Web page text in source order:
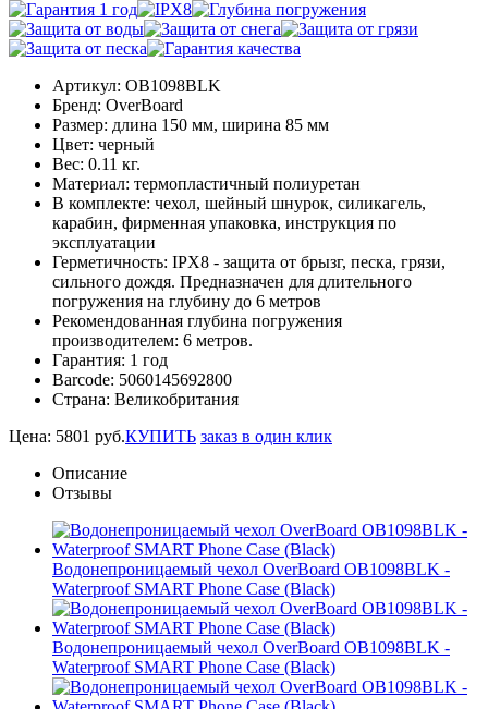
Артикул: OB1098BLK
Бренд: OverBoard
Размер: длина 150 мм, ширина 85 мм
Цвет: черный
Вес: 0.11 кг.
Материал: термопластичный полиуретан
В комплекте: чехол, шейный шнурок, силикагель,
карабин, фирменная упаковка, инструкция по
эксплуатации
Герметичность: IPX8 - защита от брызг, песка, грязи,
сильного дождя. Предназначен для длительного
погружения на глубину до 6 метров
Рекомендованная глубина погружения
производителем: 6 метров.
Гарантия: 1 год
Barcode: 5060145692800
Страна: Великобритания
Цена: 5801 руб.КУПИТЬ заказ в один клик
Описание
Отзывы
Водонепроницаемый чехол OverBoard OB1098BLK -
Waterproof SMART Phone Case (Black)
Водонепроницаемый чехол OverBoard OB1098BLK -
Waterproof SMART Phone Case (Black)